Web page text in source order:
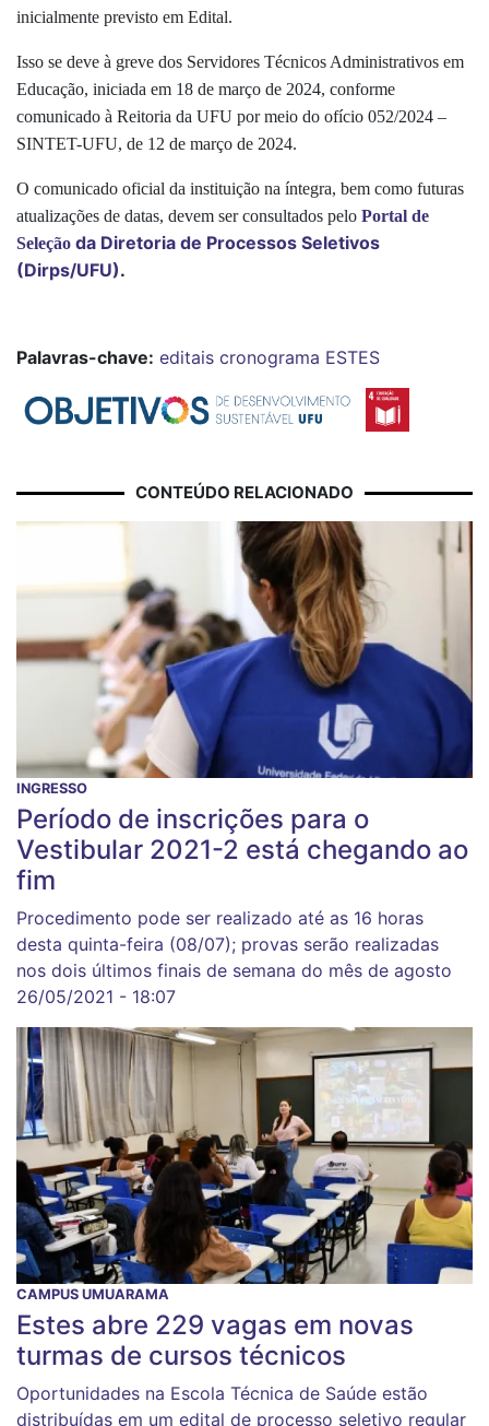
inicialmente previsto em Edital.
Isso se deve à greve dos Servidores Técnicos Administrativos em
Educação, iniciada em 18 de março de 2024, conforme
comunicado à Reitoria da UFU por meio do ofício 052/2024 –
SINTET-UFU, de 12 de março de 2024.
O comunicado oficial da instituição na íntegra, bem como futuras
atualizações de datas, devem ser consultados pelo Portal de
Seleção da Diretoria de Processos Seletivos
(Dirps/UFU).
Palavras-chave: editais cronograma ESTES
CONTEÚDO RELACIONADO
INGRESSO
Período de inscrições para o
Vestibular 2021-2 está chegando ao
fim
Procedimento pode ser realizado até as 16 horas
desta quinta-feira (08/07); provas serão realizadas
nos dois últimos finais de semana do mês de agosto
26/05/2021 - 18:07
CAMPUS UMUARAMA
Estes abre 229 vagas em novas
turmas de cursos técnicos
Oportunidades na Escola Técnica de Saúde estão
distribuídas em um edital de processo seletivo regular